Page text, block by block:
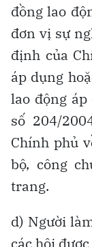
đồng lao
đơn vị sự
định của
áp dụng
lao động
số 204/
Chính phủ
bộ, công
trang.
d) Người
các hội